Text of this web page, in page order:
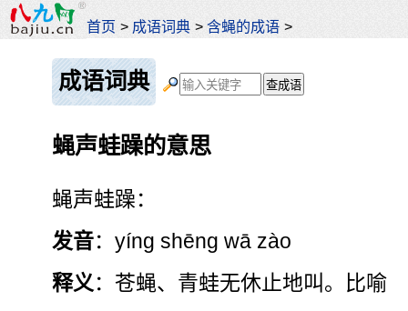
首页 > 成语词典 >含蝇的成语 >
成语词典
蝇声蛙躁的意思
蝇声蛙躁：
发音：yíng shēng wā zào
释义 ：苍蝇、青蛙无休止地叫。比喻